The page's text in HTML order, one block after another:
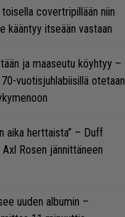
covertripillään niin
kääntyy itseään vastaan
ja maaseutu köyhtyy –
vuotisjuhlabiisillä otetaan
aika herttaista” – Duff
Rosen jännittäneen
uuden albumin –